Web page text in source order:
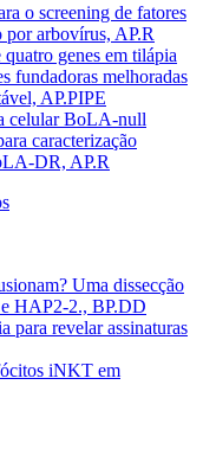
o screening de fatores
por arbovírus, AP.R
genes em tilápia
fundadoras melhoradas
AP.PIPE
celular BoLA-null
caracterização
DR, AP.R
Uma dissecção
HAP2-2., BP.DD
para revelar assinaturas
iNKT em